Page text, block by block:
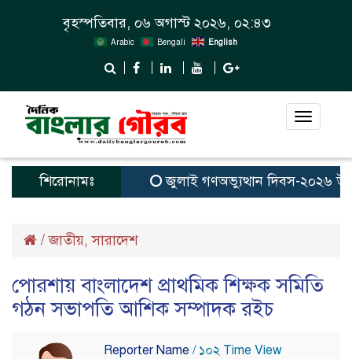
বৃহস্পতিবার, ০৬ অগাস্ট ২০২৬, ০২:৪৩
Arabic Bengali English
Toggle
শিরোনামঃ জুলাই গণঅভ্যুত্থান দিবস-২০২৬
/জাতীয়,সারাদেশ
পোরশায় বাংলাদেশ প্রাথমিক শিক্ষক সমিতি
গঠন সভাপতি আশিক সম্পাদক রইচ
Reporter Name / ১০২ Time View